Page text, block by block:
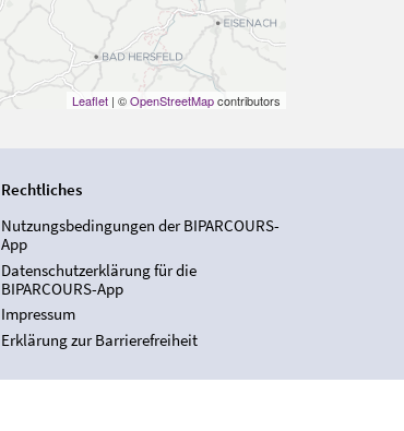
Leaflet| ©OpenStreetMapcontributors
Rechtliches
Nutzungsbedingungen der BIPARCOURS-
App
Datenschutzerklärung für die
BIPARCOURS-App
Impressum
Erklärung zur Barrierefreiheit